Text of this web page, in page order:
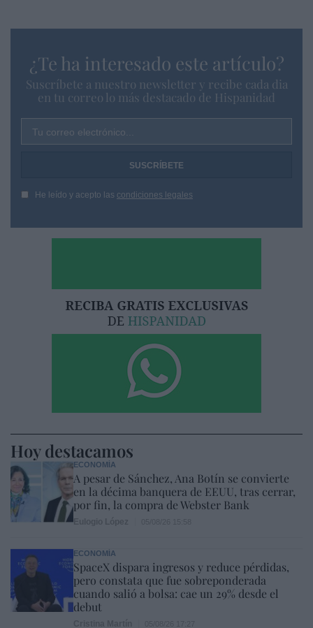
¿Te ha interesado este artículo?
Suscríbete a nuestro newsletter y recibe cada dia
en tu correo lo más destacado de Hispanidad
Tu correo electrónico...
He leído y acepto las condiciones legales
Hoy destacamos
ECONOMÍA
A pesar de Sánchez, Ana Botín se convierte
en la décima banquera de EEUU, tras cerrar,
por fin, la compra de Webster Bank
ECONOMÍA
SpaceX dispara ingresos y reduce pérdidas,
pero constata que fue sobreponderada
cuando salió a bolsa: cae un 29% desde el
debut